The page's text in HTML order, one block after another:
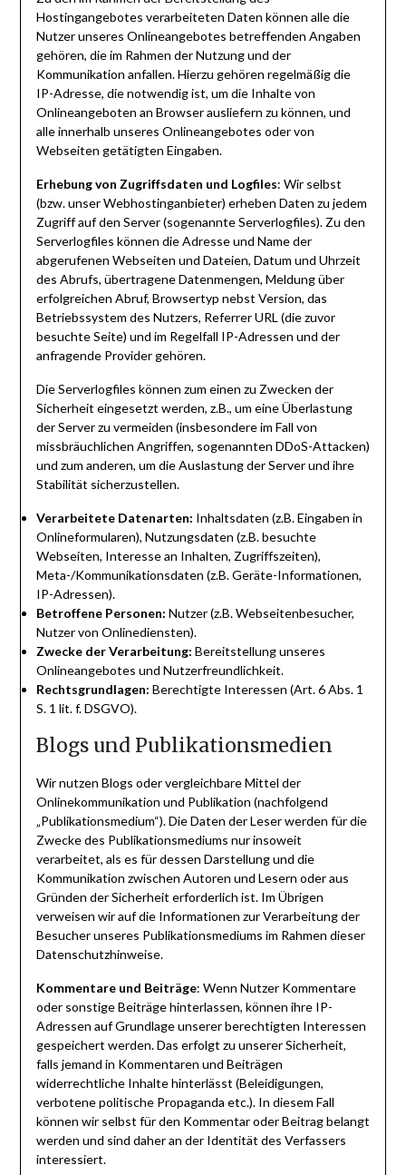
Hostingangebotes verarbeiteten Daten können alle die
Nutzer unseres Onlineangebotes betreffenden Angaben
gehören, die im Rahmen der Nutzung und der
Kommunikation anfallen. Hierzu gehören regelmäßig die
IP-Adresse, die notwendig ist, um die Inhalte von
Onlineangeboten an Browser ausliefern zu können, und
alle innerhalb unseres Onlineangebotes oder von
Webseiten getätigten Eingaben.
Erhebung von Zugriffsdaten und Logfiles: Wir selbst
(bzw. unser Webhostinganbieter) erheben Daten zu jedem
Zugriff auf den Server (sogenannte Serverlogfiles). Zu den
Serverlogfiles können die Adresse und Name der
abgerufenen Webseiten und Dateien, Datum und Uhrzeit
des Abrufs, übertragene Datenmengen, Meldung über
erfolgreichen Abruf, Browsertyp nebst Version, das
Betriebssystem des Nutzers, Referrer URL (die zuvor
besuchte Seite) und im Regelfall IP-Adressen und der
anfragende Provider gehören.
Die Serverlogfiles können zum einen zu Zwecken der
Sicherheit eingesetzt werden, z.B., um eine Überlastung
der Server zu vermeiden (insbesondere im Fall von
missbräuchlichen Angriffen, sogenannten DDoS-Attacken)
und zum anderen, um die Auslastung der Server und ihre
Stabilität sicherzustellen.
Verarbeitete Datenarten: Inhaltsdaten (z.B. Eingaben in
Onlineformularen), Nutzungsdaten (z.B. besuchte
Webseiten, Interesse an Inhalten, Zugriffszeiten),
Meta-/Kommunikationsdaten (z.B. Geräte-Informationen,
IP-Adressen).
Betroffene Personen: Nutzer (z.B. Webseitenbesucher,
Nutzer von Onlinediensten).
Zwecke der Verarbeitung: Bereitstellung unseres
Onlineangebotes und Nutzerfreundlichkeit.
Rechtsgrundlagen: Berechtigte Interessen (Art. 6 Abs. 1
S. 1 lit. f. DSGVO).
Blogs und Publikationsmedien
Wir nutzen Blogs oder vergleichbare Mittel der
Onlinekommunikation und Publikation (nachfolgend
„Publikationsmedium“). Die Daten der Leser werden für die
Zwecke des Publikationsmediums nur insoweit
verarbeitet, als es für dessen Darstellung und die
Kommunikation zwischen Autoren und Lesern oder aus
Gründen der Sicherheit erforderlich ist. Im Übrigen
verweisen wir auf die Informationen zur Verarbeitung der
Besucher unseres Publikationsmediums im Rahmen dieser
Datenschutzhinweise.
Kommentare und Beiträge: Wenn Nutzer Kommentare
oder sonstige Beiträge hinterlassen, können ihre IP-
Adressen auf Grundlage unserer berechtigten Interessen
gespeichert werden. Das erfolgt zu unserer Sicherheit,
falls jemand in Kommentaren und Beiträgen
widerrechtliche Inhalte hinterlässt (Beleidigungen,
verbotene politische Propaganda etc.). In diesem Fall
können wir selbst für den Kommentar oder Beitrag belangt
werden und sind daher an der Identität des Verfassers
interessiert.